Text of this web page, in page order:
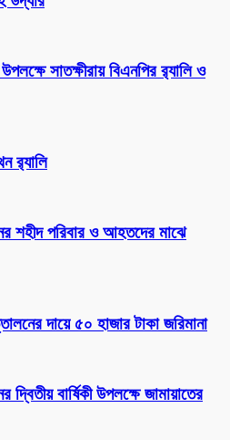
সাতক্ষীরায় বিএনপির র‌্যালি ও
র‌্যালি
শহীদ পরিবার ও আহতদের মাঝে
দায়ে ৫০ হাজার টাকা জরিমানা
বার্ষিকী উপলক্ষে জামায়াতের